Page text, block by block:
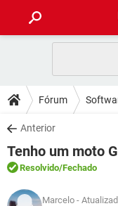
CELULAR
OUTLOOK
INSTAGRAM
GUIA DE COMPRAS
DICAS
JOGOS
OUTLOOK
INSTAGRAM
DOWNLOADS
JOGOS
CELULAR
OUTLOOK
FÓRUM
JOGOS
GLOSSÁRIO
Fórum
Anterior
Tenho um moto
Resolvido/Fechado
Marcelo -